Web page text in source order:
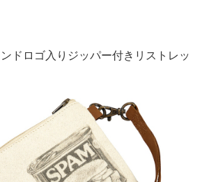
ドロゴ入りジッパー付きリストレッ